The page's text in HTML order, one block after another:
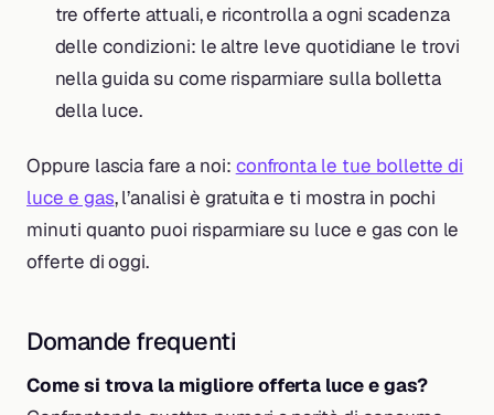
tre offerte attuali, e ricontrolla a ogni scadenza
delle condizioni: le altre leve quotidiane le trovi
nella guida su come risparmiare sulla bolletta
della luce.
Oppure lascia fare a noi: confronta le tue bollette di
luce e gas, l’analisi è gratuita e ti mostra in pochi
minuti quanto puoi risparmiare su luce e gas con le
offerte di oggi.
Domande frequenti
Come si trova la migliore offerta luce e gas?